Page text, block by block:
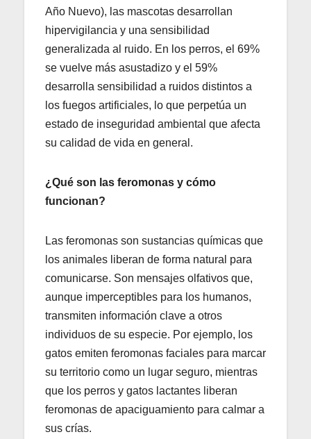
Año Nuevo), las mascotas desarrollan
hipervigilancia y una sensibilidad
generalizada al ruido. En los perros, el 69%
se vuelve más asustadizo y el 59%
desarrolla sensibilidad a ruidos distintos a
los fuegos artificiales, lo que perpetúa un
estado de inseguridad ambiental que afecta
su calidad de vida en general.
¿Qué son las feromonas y cómo
funcionan?
Las feromonas son sustancias químicas que
los animales liberan de forma natural para
comunicarse. Son mensajes olfativos que,
aunque imperceptibles para los humanos,
transmiten información clave a otros
individuos de su especie. Por ejemplo, los
gatos emiten feromonas faciales para marcar
su territorio como un lugar seguro, mientras
que los perros y gatos lactantes liberan
feromonas de apaciguamiento para calmar a
sus crías.